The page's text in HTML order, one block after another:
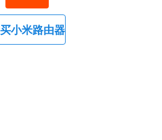
小米路由器